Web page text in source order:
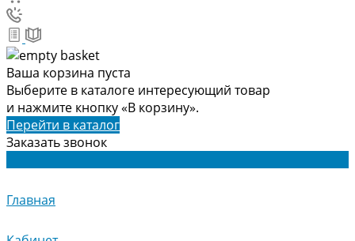
Ваша корзина пуста
Выберите в каталоге интересующий товар
и нажмите кнопку «В корзину».
Перейти в каталог
Заказать звонок
Главная